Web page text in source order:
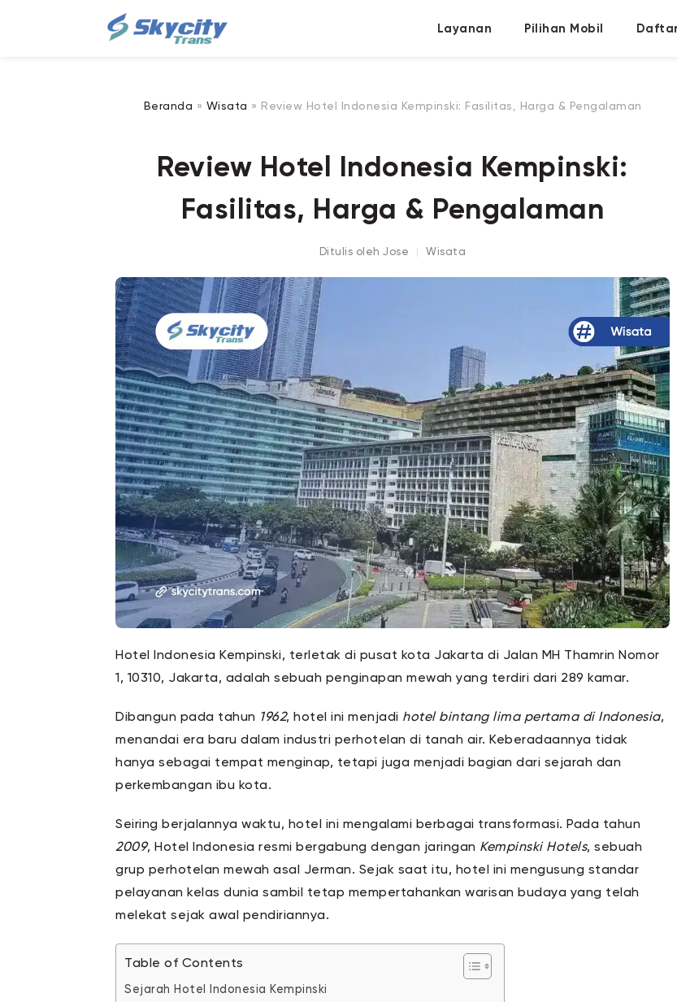
Layanan Pilihan Mobil
Beranda » Wisata » Review Hotel Indonesia Kempinski: Fasilitas, Harga & Pengalaman
Review Hotel Indonesia Kempinski:
Fasilitas, Harga & Pengalaman
Ditulis oleh Jose Wisata
Hotel Indonesia Kempinski, terletak di pusat kota Jakarta di Jalan MH Thamrin Nomor
1, 10310, Jakarta, adalah sebuah penginapan mewah yang terdiri dari 289 kamar.
Dibangun pada tahun 1962, hotel ini menjadi hotel bintang lima pertama di Indonesia,
menandai era baru dalam industri perhotelan di tanah air. Keberadaannya tidak
hanya sebagai tempat menginap, tetapi juga menjadi bagian dari sejarah dan
perkembangan ibu kota.
Seiring berjalannya waktu, hotel ini mengalami berbagai transformasi. Pada tahun
2009, Hotel Indonesia resmi bergabung dengan jaringan Kempinski Hotels, sebuah
grup perhotelan mewah asal Jerman. Sejak saat itu, hotel ini mengusung standar
pelayanan kelas dunia sambil tetap mempertahankan warisan budaya yang telah
melekat sejak awal pendiriannya.
Table of Contents
Sejarah Hotel Indonesia Kempinski